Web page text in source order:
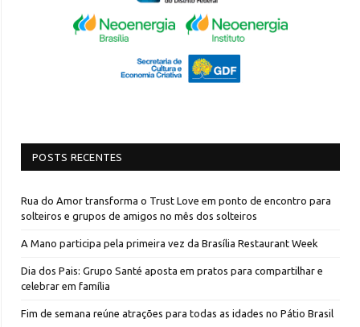
POSTS RECENTES
Rua do Amor transforma o Trust Love em ponto de encontro para
solteiros e grupos de amigos no mês dos solteiros
A Mano participa pela primeira vez da Brasília Restaurant Week
Dia dos Pais: Grupo Santé aposta em pratos para compartilhar e
celebrar em família
Fim de semana reúne atrações para todas as idades no Pátio Brasil